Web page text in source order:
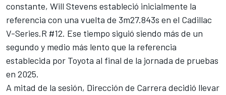
constante, Will Stevens estableció inicialmente la
referencia con una vuelta de 3m27.843s en el Cadillac
V-Series.R #12. Ese tiempo siguió siendo más de un
segundo y medio más lento que la referencia
establecida por Toyota al final de la jornada de pruebas
en 2025.
A mitad de la sesión, Dirección de Carrera decidió llevar